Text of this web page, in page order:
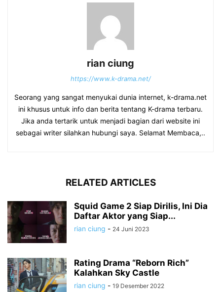
rian ciung
https://www.k-drama.net/
Seorang yang sangat menyukai dunia internet, k-drama.net
ini khusus untuk info dan berita tentang K-drama terbaru.
Jika anda tertarik untuk menjadi bagian dari website ini
sebagai writer silahkan hubungi saya. Selamat Membaca,..
RELATED ARTICLES
Squid Game 2 Siap Dirilis, Ini Dia
Daftar Aktor yang Siap...
rian ciung - 24 Juni 2023
Rating Drama “Reborn Rich”
Kalahkan Sky Castle
rian ciung - 19 Desember 2022